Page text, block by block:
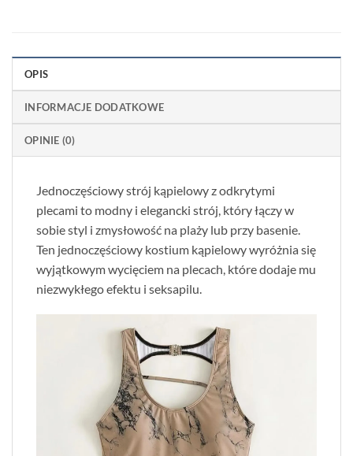
OPIS
INFORMACJE DODATKOWE
OPINIE (0)
Jednoczęściowy strój kąpielowy z odkrytymi
plecami to modny i elegancki strój, który łączy w
sobie styl i zmysłowość na plaży lub przy basenie.
Ten jednoczęściowy kostium kąpielowy wyróżnia się
wyjątkowym wycięciem na plecach, które dodaje mu
niezwykłego efektu i seksapilu.